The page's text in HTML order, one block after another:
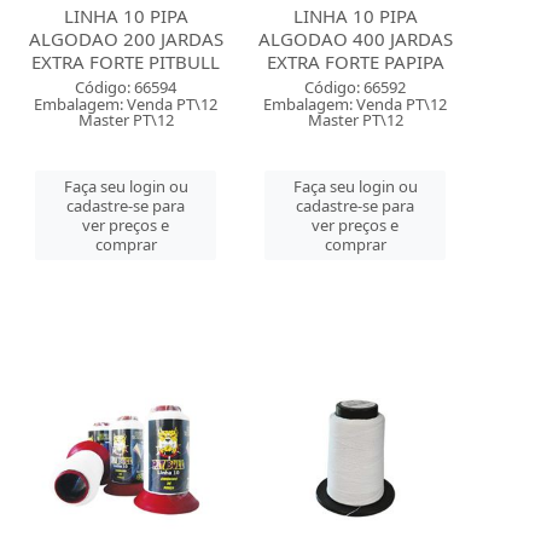
LINHA 10 PIPA
ALGODAO 200 JARDAS
EXTRA FORTE PITBULL
Código: 66594
Embalagem: Venda PT\12
Master PT\12
Faça seu login ou
cadastre-se para
ver preços e
comprar
LINHA 10 PIPA
ALGODAO 400 JARDAS
EXTRA FORTE PAPIPA
Código: 66592
Embalagem: Venda PT\12
Master PT\12
Faça seu login ou
cadastre-se para
ver preços e
comprar